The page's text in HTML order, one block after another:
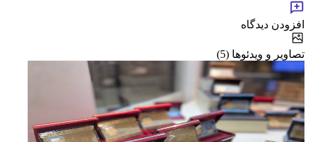
افزودن دیدگاه
تصاویر و ویدئوها (5)